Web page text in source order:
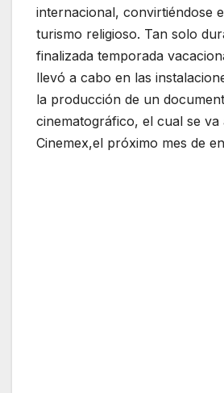
internacional, convirtiéndose
turismo religioso. Tan solo
finalizada temporada
llevó a cabo en las
la producción de un
cinematográfico, el cual se
Cinemex,el próximo mes de